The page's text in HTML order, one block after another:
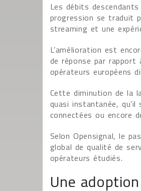
Les débits
progression se traduit
streaming et une
L’amélioration est
de réponse par
opérateurs européens
Cette diminution de la
quasi instantanée,
connectées ou encore
Selon Opensignal, le
global de qualité de
opérateurs étudiés.
Une